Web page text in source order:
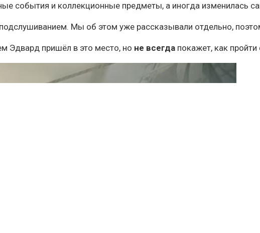
события и коллекционные предметы, а иногда изменилась
Мы об этом уже рассказывали отдельно,
Эдвард пришёл в это место, но не всегда покажет, как пройти